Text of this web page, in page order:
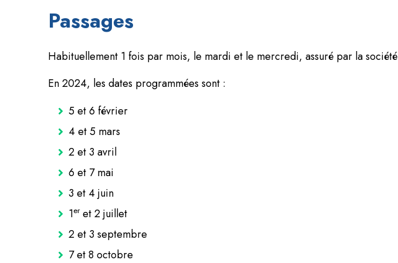
Passages
Habituellement 1 fois par mois, le mardi et le mercredi, assuré par la société
En 2024, les dates programmées sont :
5 et 6 février
4 et 5 mars
2 et 3 avril
6 et 7 mai
3 et 4 juin
1eret 2 juillet
2 et 3 septembre
7 et 8 octobre